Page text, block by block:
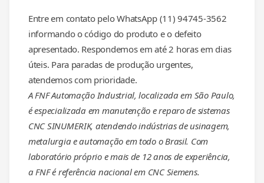
Entre em contato pelo WhatsApp (11) 94745-3562
informando o código do produto e o defeito
apresentado. Respondemos em até 2 horas em dias
úteis. Para paradas de produção urgentes,
atendemos com prioridade.
A FNF Automação Industrial, localizada em São Paulo,
é especializada em manutenção e reparo de sistemas
CNC SINUMERIK, atendendo indústrias de usinagem,
metalurgia e automação em todo o Brasil. Com
laboratório próprio e mais de 12 anos de experiência,
a FNF é referência nacional em CNC Siemens.